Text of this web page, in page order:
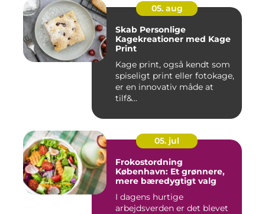
05. aug
Skab Personlige
Kagekreationer med Kage
Print
Kage print, også kendt som
spiseligt print eller fotokage,
er en innovativ måde at
tilf&...
05. jul
Frokostordning
København: Et grønnere,
mere bæredygtigt valg
I dagens hurtige
arbejdsverden er det blevet